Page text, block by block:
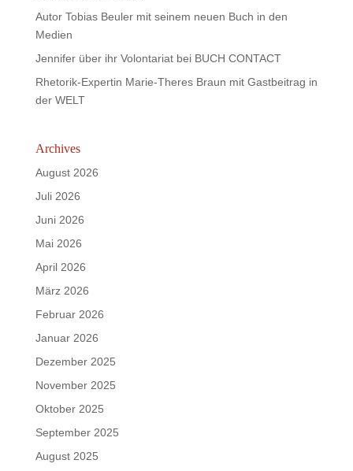
Autor Tobias Beuler mit seinem neuen Buch in den
Medien
Jennifer über ihr Volontariat bei BUCH CONTACT
Rhetorik-Expertin Marie-Theres Braun mit Gastbeitrag in
der WELT
Archives
August 2026
Juli 2026
Juni 2026
Mai 2026
April 2026
März 2026
Februar 2026
Januar 2026
Dezember 2025
November 2025
Oktober 2025
September 2025
August 2025